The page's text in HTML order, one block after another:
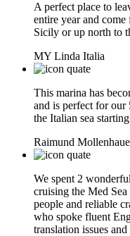
A perfect place to
entire year and
Sicily or up north to
MY Linda Italia
This marina has
and is perfect for our
the Italian sea
Raimund
We spent 2
cruising the Med
people and reliable
who spoke fluent
translation issues